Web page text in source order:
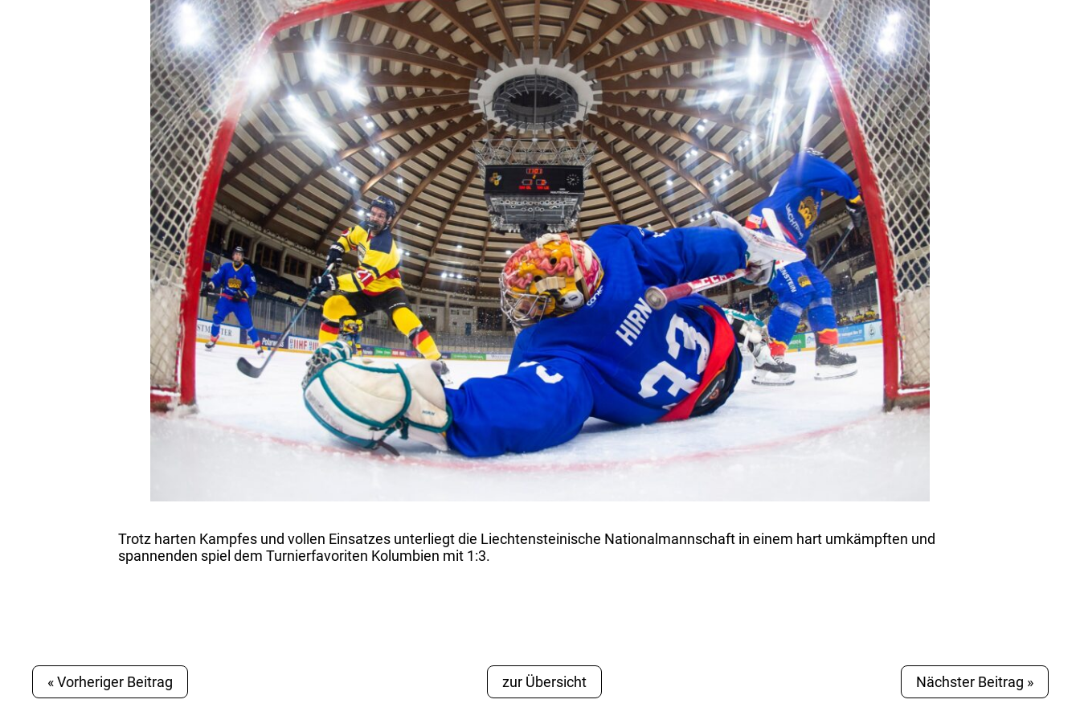
Trotz harten Kampfes und vollen Einsatzes unterliegt die Liechtensteinische Nationalmannschaft in einem hart umkämpften und
spannenden spiel dem Turnierfavoriten Kolumbien mit 1:3.
« Vorheriger Beitrag zur Übersicht Nächster Beitrag »